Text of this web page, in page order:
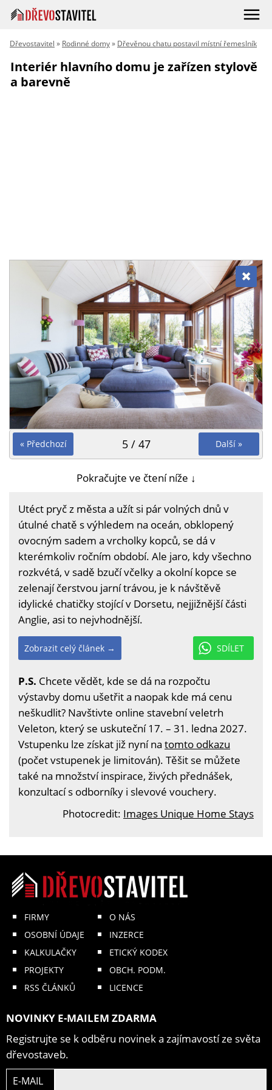
Dřevostavitel » Rodinné domy» Dřevěnou chatu postavil místní řemeslník
Interiér hlavního domu je zařízen stylově
a barevně
« Předchozí Další »
5 / 47
Pokračujte ve čtení níže ↓
Utéct pryč z města a užít si pár volných dnů v
útulné chatě s výhledem na oceán, obklopený
ovocným sadem a vrcholky kopců, se dá v
kterémkoliv ročním období. Ale jaro, kdy všechno
rozkvétá, v sadě bzučí včelky a okolní kopce se
zelenají čerstvou jarní trávou, je k návštěvě
idylické chatičky stojící v Dorsetu, nejjižnější části
Anglie, asi to nejvhodnější.
SDÍLET
Zobrazit celý článek →
P.S. Chcete vědět, kde se dá na rozpočtu
výstavby domu ušetřit a naopak kde má cenu
neškudlit? Navštivte online stavební veletrh
Veleton, který se uskuteční 17. – 31. ledna 2027.
Vstupenku lze získat již nyní na tomto odkazu
(počet vstupenek je limitován). Těšit se můžete
také na množství inspirace, živých přednášek,
konzultací s odborníky i slevové vouchery.
Photocredit: Images Unique Home Stays
FIRMY
OSOBNÍ ÚDAJE
KALKULAČKY
PROJEKTY
RSS ČLÁNKŮ
O NÁS
INZERCE
ETICKÝ KODEX
OBCH. PODM.
LICENCE
NOVINKY E-MAILEM ZDARMA
Registrujte se k odběru novinek a zajímavostí ze světa
dřevostaveb.
E-MAIL